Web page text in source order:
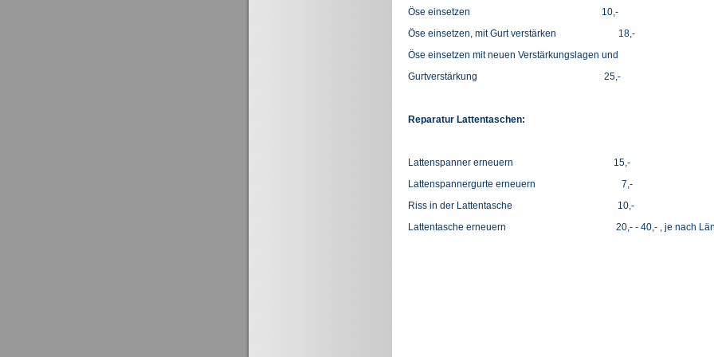
Öse einsetzen 10,-
Öse einsetzen, mit Gurt verstärken 18,-
Öse einsetzen mit neuen Verstärkungslagen und
Gurtverstärkung 25,-
Reparatur Lattentaschen:
Lattenspanner erneuern 15,-
Lattenspannergurte erneuern 7,-
Riss in der Lattentasche 10,-
Lattentasche erneuern 20,- - 40,- , je